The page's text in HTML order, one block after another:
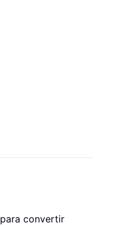
para convertir